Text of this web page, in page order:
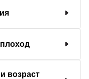
возраст